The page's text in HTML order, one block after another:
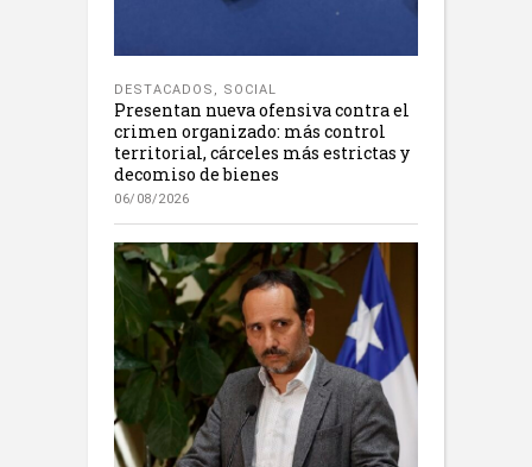
DESTACADOS , SOCIAL
Presentan nueva ofensiva contra el
crimen organizado: más control
territorial, cárceles más estrictas y
decomiso de bienes
06/08/2026